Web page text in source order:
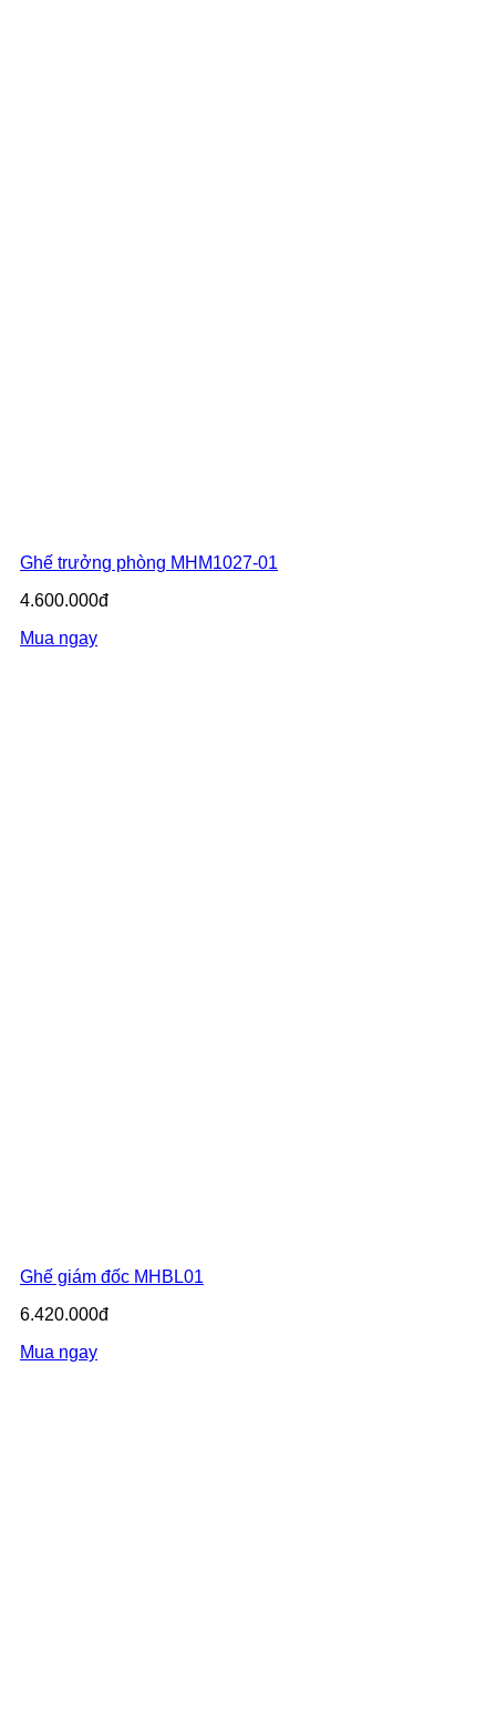
Ghế trưởng phòng MHM1027-01
4.600.000đ
Mua ngay
Ghế giám đốc MHBL01
6.420.000đ
Mua ngay